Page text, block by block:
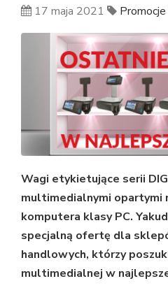
17 maja 2021 Promocje
Wagi etykietujące serii
multimedialnymi opartymi
komputera klasy PC.
specjalną ofertę dla
handlowych, którzy
multimedialnej w